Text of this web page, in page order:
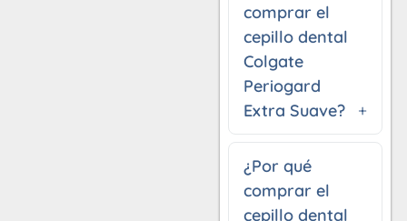
comprar el
cepillo dental
Colgate
Periogard
Extra Suave?
¿Por qué
comprar el
cepillo dental